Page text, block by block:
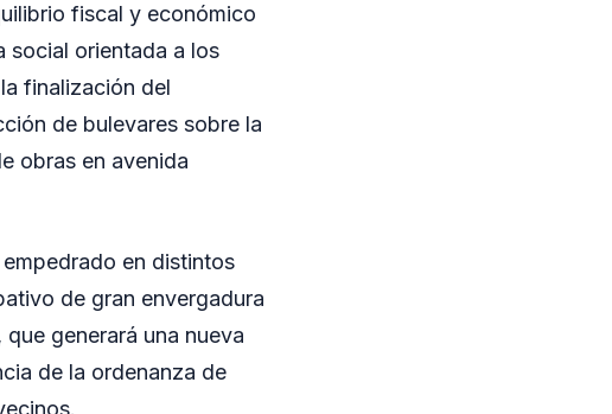
fiscal y económico
social orientada a los
finalización del
de bulevares sobre la
obras en avenida
en distintos
de gran envergadura
generará una nueva
de la ordenanza de